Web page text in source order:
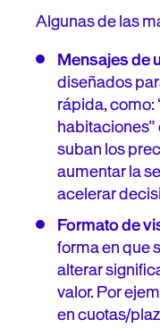
Algunas de las
Mensajes de
diseñados
rápida, como:
habitaciones”
suban los
aumentar la
acelerar
Formato de
forma en que
alterar
valor. Por
en cuotas/